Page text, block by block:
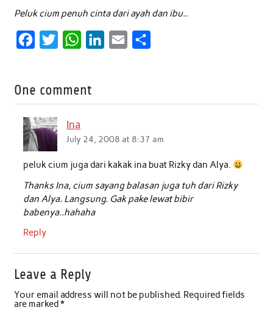
Peluk cium penuh cinta dari ayah dan ibu..
e
o
o
k
t
W
t
A
p
n
One comment
Ina
July 24, 2008 at 8:37 am
peluk cium juga dari kakak ina buat Rizky dan Alya.
Thanks Ina, cium sayang balasan juga tuh dari Rizky
dan Alya. Langsung. Gak pake lewat bibir
babenya..hahaha
Reply
Leave a Reply
Your email address will not be published. Required fields
are marked*